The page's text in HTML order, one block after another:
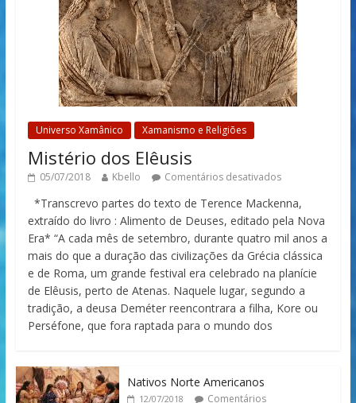
Universo Xamânico Xamanismo e Religiões
Mistério dos Elêusis
05/07/2018 Kbello Comentários desativados
*Transcrevo partes do texto de Terence Mackenna,
extraído do livro : Alimento de Deuses, editado pela Nova
Era* “A cada mês de setembro, durante quatro mil anos a
mais do que a duração das civilizações da Grécia clássica
e de Roma, um grande festival era celebrado na planície
de Elêusis, perto de Atenas. Naquele lugar, segundo a
tradição, a deusa Deméter reencontrara a filha, Kore ou
Perséfone, que fora raptada para o mundo dos
Nativos Norte Americanos
12/07/2018
Comentários